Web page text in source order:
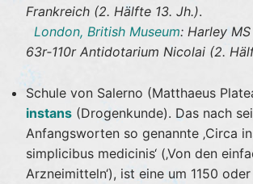
Frankreich (2. Hälfte 13. Jh.).
London, British Museum: Harley
63r‐110r Antidotarium Nicolai (2.
Schule von Salerno (Matthaeus
instans (Drogenkunde). Das nach
Anfangsworten so genannte ‚Circa
simplicibus medicinis‘ (‚Von den
Arzneimitteln‘), ist eine um 1150